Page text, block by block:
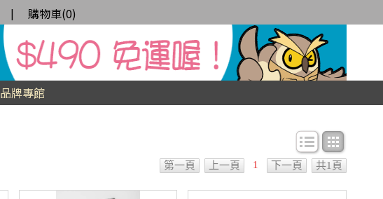
| 購物車(0)
品牌專館
條目顯示
第一頁 上一頁 1 下一頁 共1頁